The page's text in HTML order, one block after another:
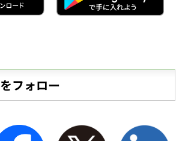
フォロー